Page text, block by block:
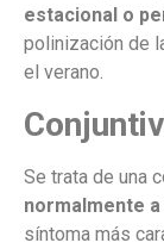
estacional o
polinización de
el verano.
Se trata de una
normalmente
síntoma más